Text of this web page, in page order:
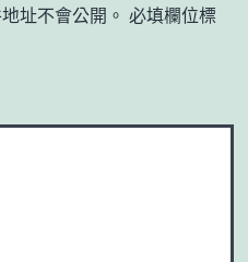
址不會公開。 必填欄位標